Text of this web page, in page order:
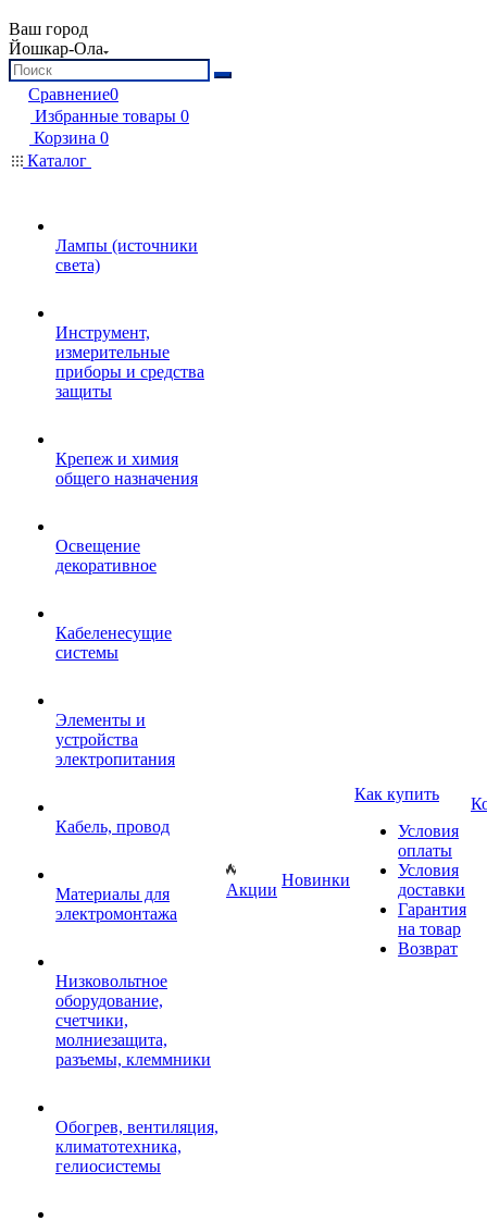
Ваш город
Йошкар-Ола
Сравнение0
Избранные товары 0
Корзина 0
Каталог
Лампы (источники
света)
Инструмент,
измерительные
приборы и средства
защиты
Крепеж и химия
общего назначения
Освещение
декоративное
Кабеленесущие
системы
Элементы и
устройства
электропитания
Кабель, провод
Материалы для
электромонтажа
Низковольтное
оборудование,
счетчики,
молниезащита,
разъемы, клеммники
Обогрев, вентиляция,
климатотехника,
гелиосистемы
Акции
Новинки
Как купить
Условия
оплаты
Условия
доставки
Гарантия
на товар
Возврат